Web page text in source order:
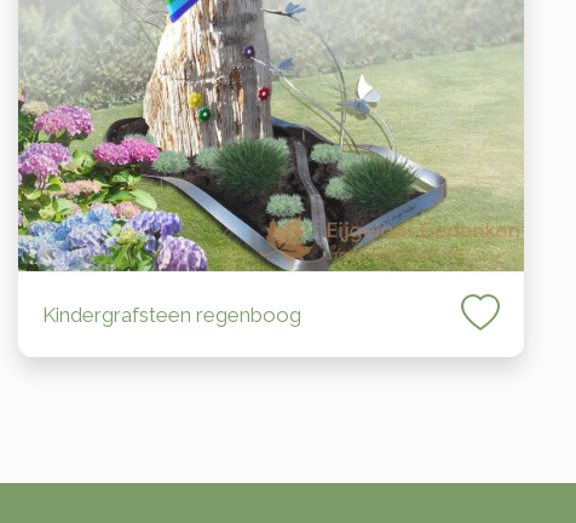
Kindergrafsteen regenboog